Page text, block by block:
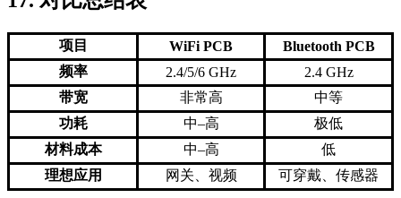
项目 WiFi PCB
Bluetooth PCB
频率
2.4/5/6 GHz
2.4 GHz
带宽
非常高
中等
功耗
中–高
极低
材料成本
中–高
低
理想应用
网关、视频 可穿戴、传感器